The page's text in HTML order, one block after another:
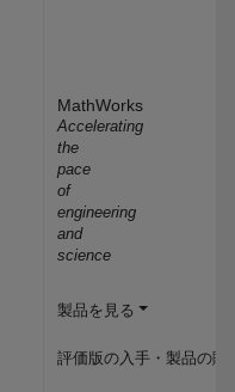
MathWorks
Accelerating
the
pace
of
engineering
and
science
製品を見る
評価版の入手・製品の購入